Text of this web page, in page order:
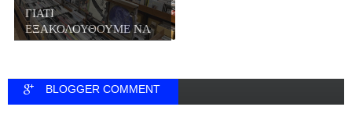
ΓΙΑΤΙ
ΕΞΑΚΟΛΟΥΘΟΥΜΕ ΝΑ
ΑΓΟΡΑΖΟΥΜΕ Β...
BLOGGER COMMENT